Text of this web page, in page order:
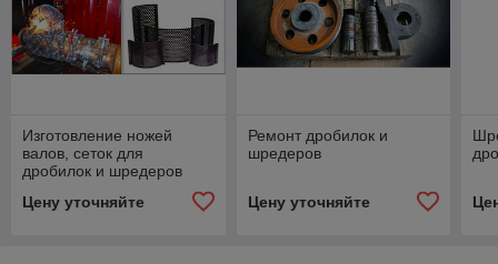
Изготовление ножей
валов, сеток для
дробилок и шредеров
Цену уточняйте
Ремонт дробилок и
шредеров
Цену уточняйте